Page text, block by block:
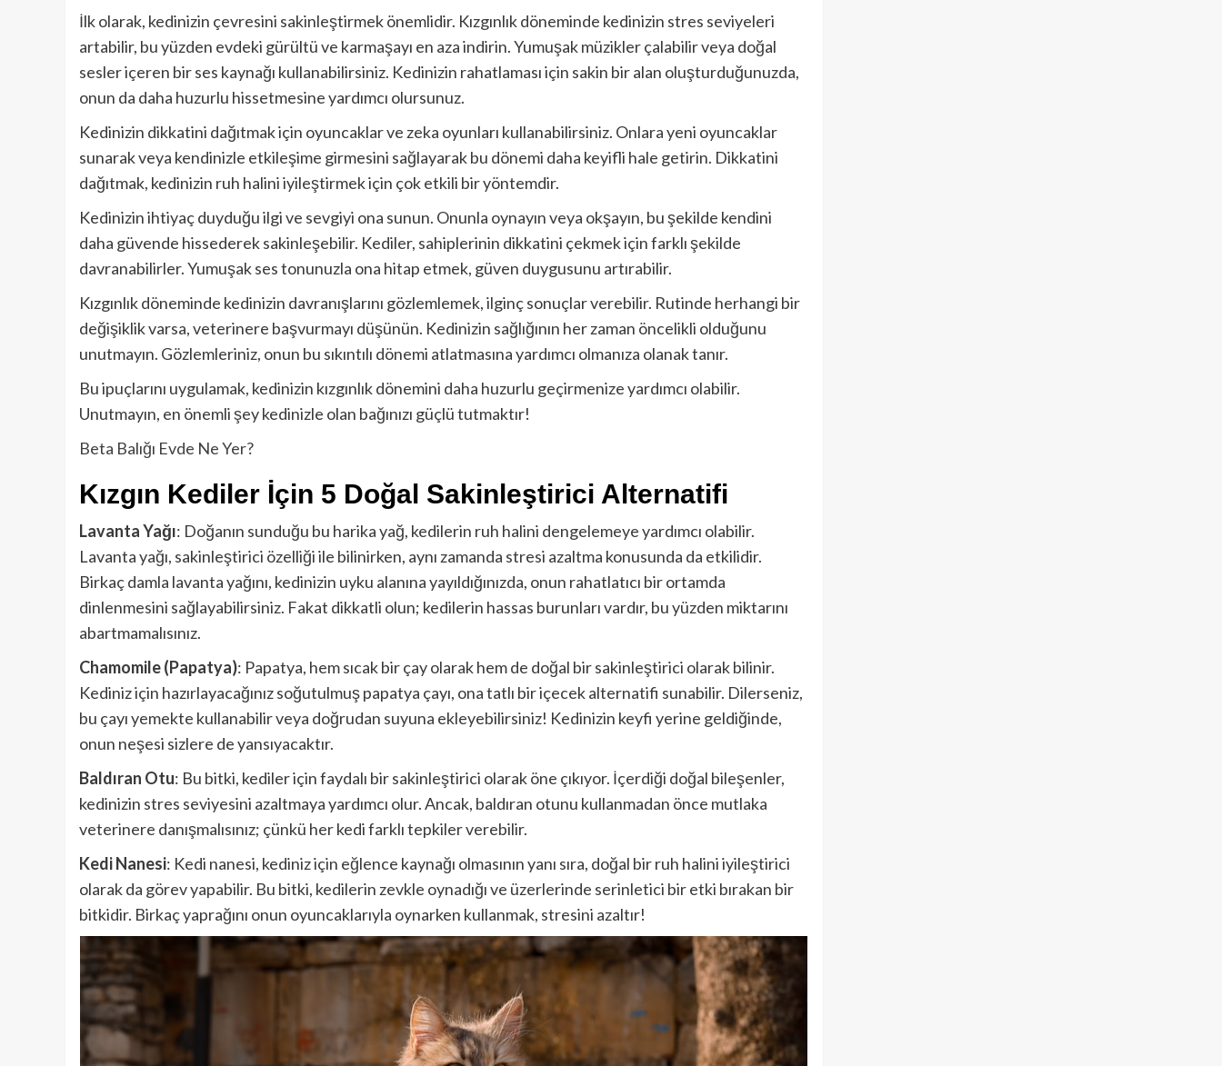
İlk olarak, kedinizin çevresini sakinleştirmek önemlidir. Kızgınlık döneminde kedinizin stres seviyeleri
artabilir, bu yüzden evdeki gürültü ve karmaşayı en aza indirin. Yumuşak müzikler çalabilir veya doğal
sesler içeren bir ses kaynağı kullanabilirsiniz. Kedinizin rahatlaması için sakin bir alan oluşturduğunuzda,
onun da daha huzurlu hissetmesine yardımcı olursunuz.
Kedinizin dikkatini dağıtmak için oyuncaklar ve zeka oyunları kullanabilirsiniz. Onlara yeni oyuncaklar
sunarak veya kendinizle etkileşime girmesini sağlayarak bu dönemi daha keyifli hale getirin. Dikkatini
dağıtmak, kedinizin ruh halini iyileştirmek için çok etkili bir yöntemdir.
Kedinizin ihtiyaç duyduğu ilgi ve sevgiyi ona sunun. Onunla oynayın veya okşayın, bu şekilde kendini
daha güvende hissederek sakinleşebilir. Kediler, sahiplerinin dikkatini çekmek için farklı şekilde
davranabilirler. Yumuşak ses tonunuzla ona hitap etmek, güven duygusunu artırabilir.
Kızgınlık döneminde kedinizin davranışlarını gözlemlemek, ilginç sonuçlar verebilir. Rutinde herhangi bir
değişiklik varsa, veterinere başvurmayı düşünün. Kedinizin sağlığının her zaman öncelikli olduğunu
unutmayın. Gözlemleriniz, onun bu sıkıntılı dönemi atlatmasına yardımcı olmanıza olanak tanır.
Bu ipuçlarını uygulamak, kedinizin kızgınlık dönemini daha huzurlu geçirmenize yardımcı olabilir.
Unutmayın, en önemli şey kedinizle olan bağınızı güçlü tutmaktır!
Beta Balığı Evde Ne Yer?
Kızgın Kediler İçin 5 Doğal Sakinleştirici Alternatifi
Lavanta Yağı: Doğanın sunduğu bu harika yağ, kedilerin ruh halini dengelemeye yardımcı olabilir.
Lavanta yağı, sakinleştirici özelliği ile bilinirken, aynı zamanda stresi azaltma konusunda da etkilidir.
Birkaç damla lavanta yağını, kedinizin uyku alanına yayıldığınızda, onun rahatlatıcı bir ortamda
dinlenmesini sağlayabilirsiniz. Fakat dikkatli olun; kedilerin hassas burunları vardır, bu yüzden miktarını
abartmamalısınız.
Chamomile (Papatya): Papatya, hem sıcak bir çay olarak hem de doğal bir sakinleştirici olarak bilinir.
Kediniz için hazırlayacağınız soğutulmuş papatya çayı, ona tatlı bir içecek alternatifi sunabilir. Dilerseniz,
bu çayı yemekte kullanabilir veya doğrudan suyuna ekleyebilirsiniz! Kedinizin keyfi yerine geldiğinde,
onun neşesi sizlere de yansıyacaktır.
Baldıran Otu: Bu bitki, kediler için faydalı bir sakinleştirici olarak öne çıkıyor. İçerdiği doğal bileşenler,
kedinizin stres seviyesini azaltmaya yardımcı olur. Ancak, baldıran otunu kullanmadan önce mutlaka
veterinere danışmalısınız; çünkü her kedi farklı tepkiler verebilir.
Kedi Nanesi: Kedi nanesi, kediniz için eğlence kaynağı olmasının yanı sıra, doğal bir ruh halini iyileştirici
olarak da görev yapabilir. Bu bitki, kedilerin zevkle oynadığı ve üzerlerinde serinletici bir etki bırakan bir
bitkidir. Birkaç yaprağını onun oyuncaklarıyla oynarken kullanmak, stresini azaltır!